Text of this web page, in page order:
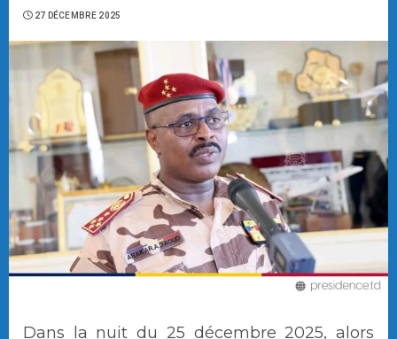
27 DÉCEMBRE 2025
Dans la nuit du 25 décembre 2025, alors